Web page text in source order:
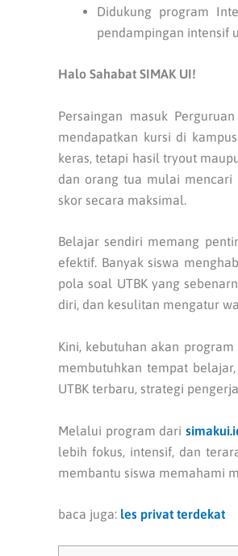
Didukung program
pendampingan intensif
Halo Sahabat SIMAK UI!
Persaingan masuk
mendapatkan kursi di
keras, tetapi hasil tryout
dan orang tua mulai mencari
skor secara maksimal.
Belajar sendiri memang
efektif. Banyak siswa
pola soal UTBK yang
diri, dan kesulitan mengatur
Kini, kebutuhan akan
membutuhkan tempat
UTBK terbaru, strategi
Melalui program dari
lebih fokus, intensif, dan
membantu siswa memahami
baca juga: les privat terdekat